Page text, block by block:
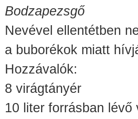
Bodzapezsgő
Nevével ellentétben
a buborékok miatt
Hozzávalók:
8 virágtányér
10 liter forrásban lévő